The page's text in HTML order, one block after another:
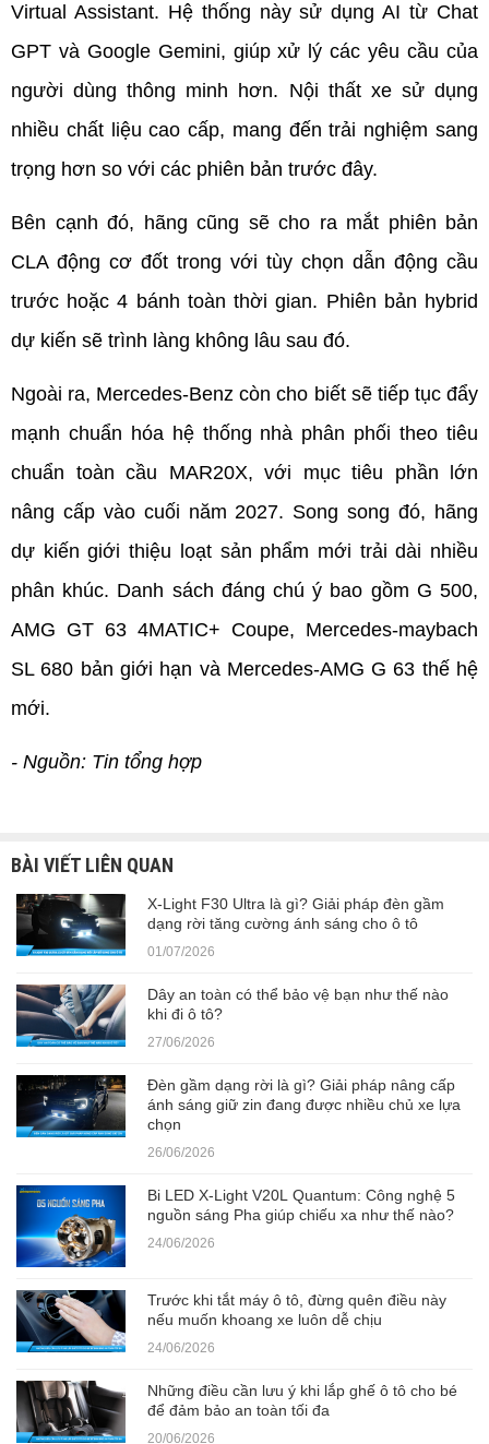
Virtual Assistant. Hệ thống này sử dụng AI từ Chat
GPT và Google Gemini, giúp xử lý các yêu cầu của
người dùng thông minh hơn. Nội thất xe sử dụng
nhiều chất liệu cao cấp, mang đến trải nghiệm sang
trọng hơn so với các phiên bản trước đây.
Bên cạnh đó, hãng cũng sẽ cho ra mắt phiên bản
CLA động cơ đốt trong với tùy chọn dẫn động cầu
trước hoặc 4 bánh toàn thời gian. Phiên bản hybrid
dự kiến sẽ trình làng không lâu sau đó.
Ngoài ra, Mercedes-Benz còn cho biết sẽ tiếp tục đẩy
mạnh chuẩn hóa hệ thống nhà phân phối theo tiêu
chuẩn toàn cầu MAR20X, với mục tiêu phần lớn
nâng cấp vào cuối năm 2027. Song song đó, hãng
dự kiến giới thiệu loạt sản phẩm mới trải dài nhiều
phân khúc. Danh sách đáng chú ý bao gồm G 500,
AMG GT 63 4MATIC+ Coupe, Mercedes-maybach
SL 680 bản giới hạn và Mercedes-AMG G 63 thế hệ
mới.
- Nguồn: Tin tổng hợp
BÀI VIẾT LIÊN QUAN
X-Light F30 Ultra là gì? Giải pháp đèn gầm
dạng rời tăng cường ánh sáng cho ô tô
01/07/2026
Dây an toàn có thể bảo vệ bạn như thế nào
khi đi ô tô?
27/06/2026
Đèn gầm dạng rời là gì? Giải pháp nâng cấp
ánh sáng giữ zin đang được nhiều chủ xe lựa
chọn
26/06/2026
Bi LED X-Light V20L Quantum: Công nghệ 5
nguồn sáng Pha giúp chiếu xa như thế nào?
24/06/2026
Trước khi tắt máy ô tô, đừng quên điều này
nếu muốn khoang xe luôn dễ chịu
24/06/2026
Những điều cần lưu ý khi lắp ghế ô tô cho bé
để đảm bảo an toàn tối đa
20/06/2026